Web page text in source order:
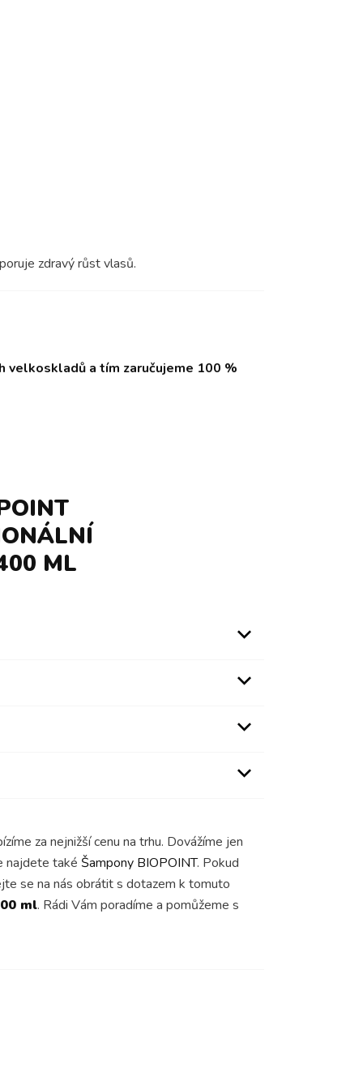
zdravý růst vlasů.
velkoskladů a tím zaručujeme 100 %
ML
za nejnižší cenu na trhu. Dovážíme jen
najdete také Šampony BIOPOINT. Pokud
se na nás obrátit s dotazem k tomuto
ml. Rádi Vám poradíme a pomůžeme s